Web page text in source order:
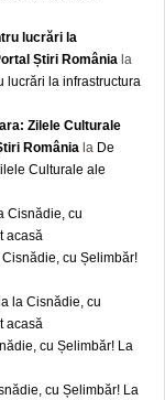
lucrări la
Știri România la
lucrări la infrastructura
Zilele Culturale
România la De
Culturale ale
Cisnădie, cu
acasă
cu Șelimbăr!
la Cisnădie, cu
acasă
cu Șelimbăr! La
cu Șelimbăr! La